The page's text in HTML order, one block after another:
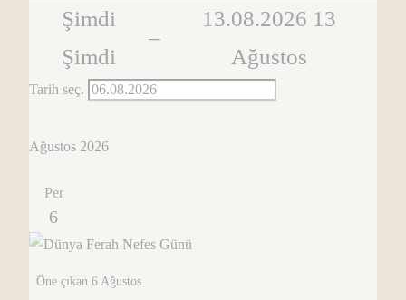
Şimdi
Şimdi
–
13.08.2026 13
Ağustos
Tarih seç.
Ağustos 2026
Per
6
Öne çıkan 6 Ağustos